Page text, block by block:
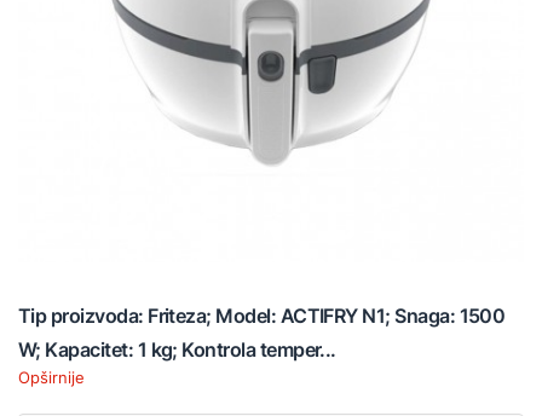
Tip proizvoda: Friteza; Model: ACTIFRY N1; Snaga: 1500
W; Kapacitet: 1 kg; Kontrola temper...
Opširnije